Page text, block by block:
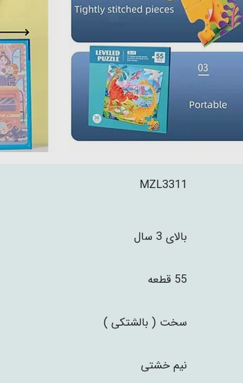
MZL3311
بالای 3 سال
55 قطعه
سخت ( بالشتکی )
نیم خشتی